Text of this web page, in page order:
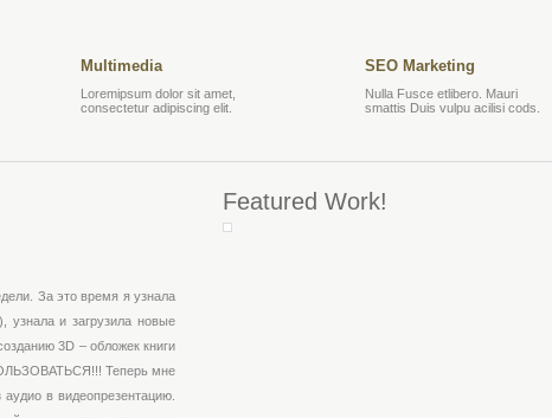
Multimedia
Loremipsum dolor sit amet,
consectetur adipiscing elit.
SEO Marketing
Nulla Fusce etlibero. Mauri
smattis Duis vulpu acilisi cods.
За это время я узнала
узнала и загрузила новые
3D – обложек книги
Теперь мне
в видеопрезентацию.
Featured Work!